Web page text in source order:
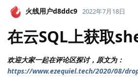
火线用户d8ddc9 2022年7月18日
在云SQL上获取
欢迎大家一起在评论区探讨，原文为：
https://www.ezequiel.tech/2020/08/